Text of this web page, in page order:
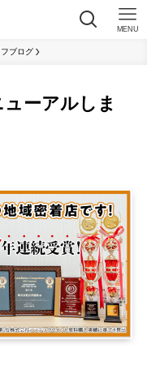
MENU
ブログ
ーアルしま